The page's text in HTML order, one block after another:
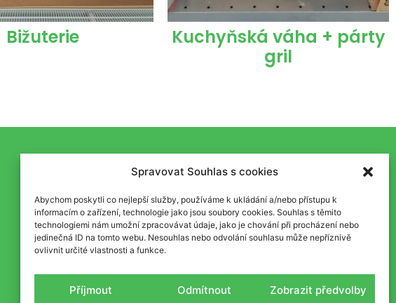
Spravovat Souhlas s cookies
Abychom poskytli co nejlepší služby, používáme k ukládání a/nebo přístupu k
informacím o zařízení, technologie jako jsou soubory cookies. Souhlas s těmito
technologiemi nám umožní zpracovávat údaje, jako je chování při procházení nebo
jedinečná ID na tomto webu. Nesouhlas nebo odvolání souhlasu může nepříznivě
ovlivnit určité vlastnosti a funkce.
Příjmout Odmítnout Zobrazit předvolby
Bižuterie
Kuchyňská váha + párty
gril
Kdy máme otevřeno?